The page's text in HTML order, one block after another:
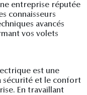
entreprise réputée
connaisseurs
avancés
vos volets
est une
sécurité et le confort
En travaillant